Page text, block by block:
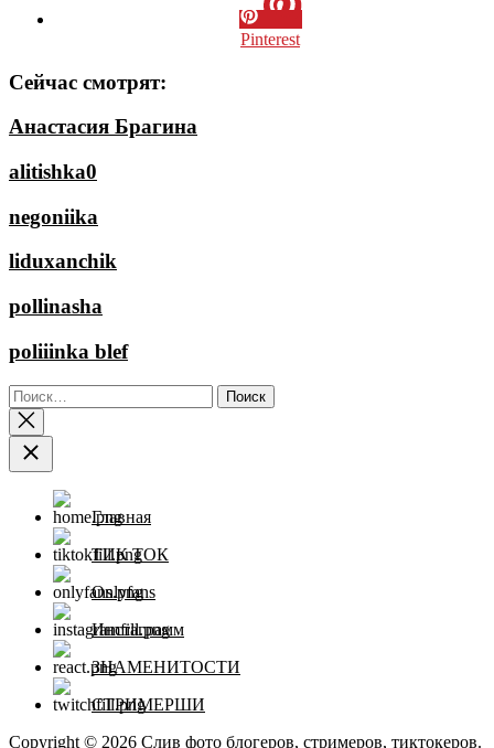
Pinterest
Сейчас смотрят:
Анастасия Брагина
alitishka0
negoniika
liduxanchik
pollinasha
poliiinka blef
Найти:
Главная
ТИК ТОК
Onlyfans
Инстаграмм
ЗНАМЕНИТОСТИ
СТРИМЕРШИ
Copyright © 2026 Слив фото блогеров, стримеров, тиктокеров.